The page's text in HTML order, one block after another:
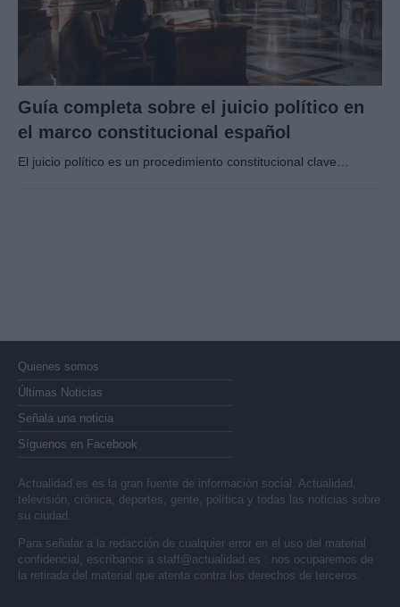
Guía completa sobre el juicio político en
el marco constitucional español
El juicio político es un procedimiento constitucional clave…
Quienes somos
Últimas Noticias
Señala una noticia
Síguenos en Facebook
Actualidad.es es la gran fuente de información social. Actualidad,
televisión, crónica, deportes, gente, política y todas las noticias sobre
su ciudad.
Para señalar a la redacción de cualquier error en el uso del material
confidencial, escríbanos a staff@actualidad.es : nos ocuparemos de
la retirada del material que atenta contra los derechos de terceros.